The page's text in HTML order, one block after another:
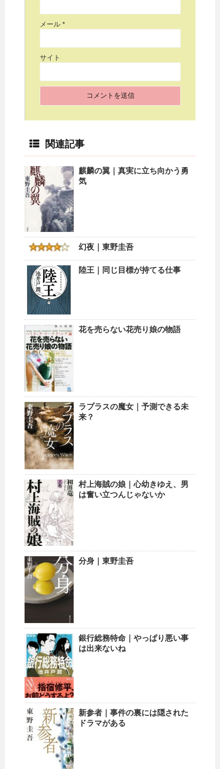
メール *
サイト
関連記事
麒麟の翼｜真実に立ち向かう勇
気
幻夜｜東野圭吾
陸王｜同じ目標が持てる仕事
花を売らない花売り娘の物語
ラプラスの魔女｜予測できる未
来？
村上海賊の娘｜心幼きゆえ、男
は奮い立つんじゃないか
分身｜東野圭吾
銀行総務特命｜やっぱり悪い事
は出来ないね
新参者｜事件の裏には隠された
ドラマがある